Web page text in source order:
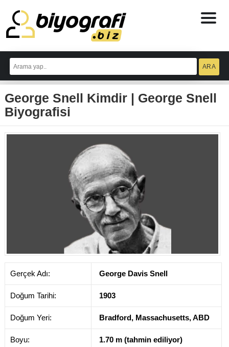
George Snell Kimdir | George Snell
Biyografisi
Gerçek Adı: George Davis Snell
Doğum Tarihi: 1903
Doğum Yeri: Bradford, Massachusetts, ABD
Boyu: 1.70 m (tahmin ediliyor)
ataşehir
escort
bodrum
escort
izmit
escort
escort